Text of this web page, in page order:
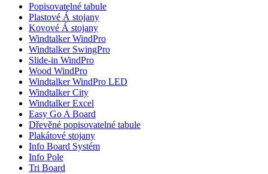
Popisovatelné tabule
Plastové Á stojany
Kovové Á stojany
Windtalker WindPro
Windtalker SwingPro
Slide-in WindPro
Wood WindPro
Windtalker WindPro LED
Windtalker City
Windtalker Excel
Easy Go A Board
Dřevěné popisovatelné tabule
Plakátové stojany
Info Board Systém
Info Pole
Tri Board